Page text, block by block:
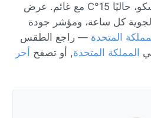
الطقس المباشر في غلاسكو، حاليًا 15°C مع غائم. عرض
الجوية كل ساعة، ومؤشر جودة
المتحدة — راجع الطقس
المملكة المتحدة, أو تصفح أحر